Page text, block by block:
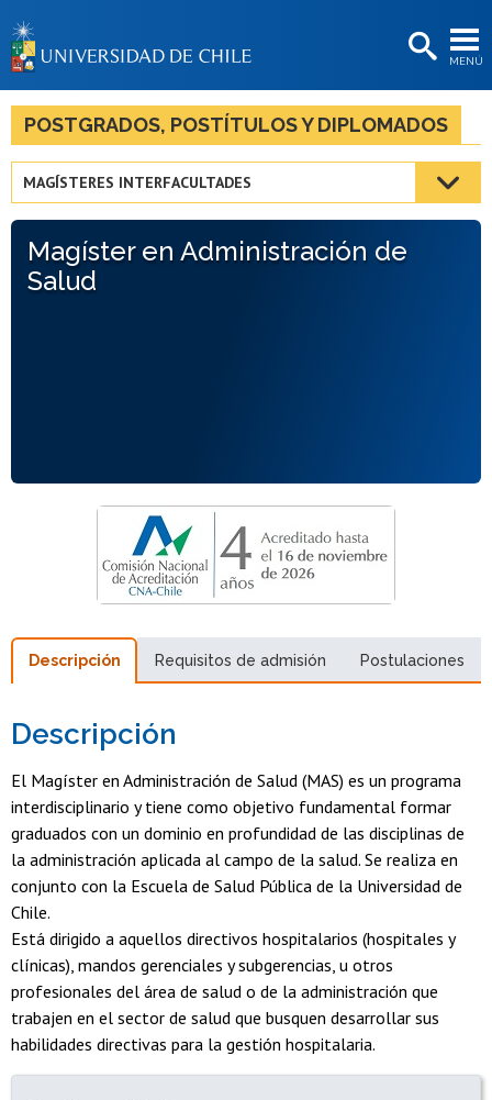
MENÚ
BIBLIOTECAS
LA UNIVERSIDAD
Estudiantes
Académicas/os
POSTGRADOS, POSTÍTULOS Y DIPLOMADOS
MAGÍSTERES INTERFACULTADES
Magíster en Administración de
Salud
Descripción Requisitos de admisión Postulaciones
Descripción
El Magíster en Administración de Salud (MAS) es un programa
interdisciplinario y tiene como objetivo fundamental formar
graduados con un dominio en profundidad de las disciplinas de
la administración aplicada al campo de la salud. Se realiza en
conjunto con la Escuela de Salud Pública de la Universidad de
Chile.
Está dirigido a aquellos directivos hospitalarios (hospitales y
clínicas), mandos gerenciales y subgerencias, u otros
profesionales del área de salud o de la administración que
trabajen en el sector de salud que busquen desarrollar sus
habilidades directivas para la gestión hospitalaria.